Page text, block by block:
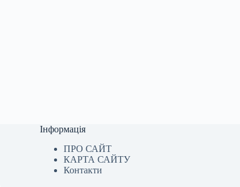
Інформація
ПРО САЙТ
КАРТА САЙТУ
Контакти